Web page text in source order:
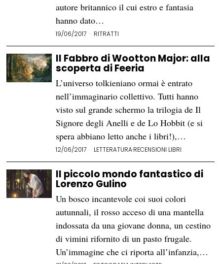
autore britannico il cui estro e fantasia
hanno dato…
19/06/2017 RITRATTI
Il Fabbro di Wootton Major: alla
scoperta di Feeria
L’universo tolkieniano ormai è entrato
nell’immaginario collettivo. Tutti hanno
visto sul grande schermo la trilogia de Il
Signore degli Anelli e de Lo Hobbit (e si
spera abbiano letto anche i libri!),…
12/06/2017 LETTERATURA·RECENSIONI LIBRI
Il piccolo mondo fantastico di
Lorenzo Gulino
Un bosco incantevole coi suoi colori
autunnali, il rosso acceso di una mantella
indossata da una giovane donna, un cestino
di vimini rifornito di un pasto frugale.
Un’immagine che ci riporta all’infanzia,…